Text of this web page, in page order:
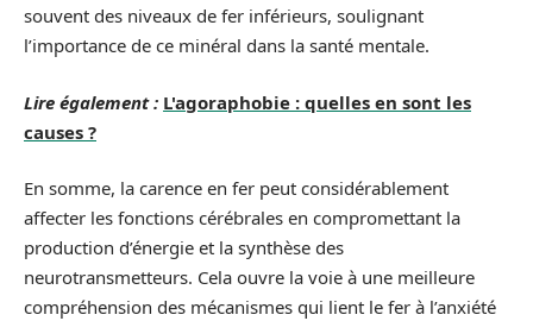
souvent des niveaux de fer inférieurs, soulignant
l’importance de ce minéral dans la santé mentale.
Lire également : L'agoraphobie : quelles en sont les
causes ?
En somme, la carence en fer peut considérablement
affecter les fonctions cérébrales en compromettant la
production d’énergie et la synthèse des
neurotransmetteurs. Cela ouvre la voie à une meilleure
compréhension des mécanismes qui lient le fer à l’anxiété